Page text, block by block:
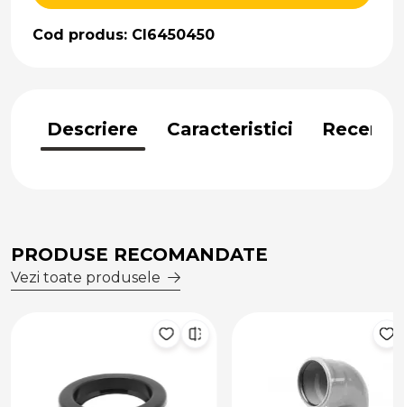
Cod produs: CI6450450
Descriere Caracteristici
PRODUSE RECOMANDATE
Vezi toate produsele